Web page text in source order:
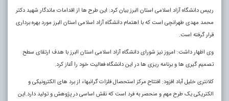
رییس دانشگاه آزاد اسلامی استان البرز بیان کرد: این طرح ها از اقدامات ماندگار شهید دکتر
محمد مهدی طهرانچی است که با اهتمام دانشگاه آزاد اسلامی استان البرز مورد بهره برداری
قرار گرفته است.
وی اظهار داشت: امروز نیز شورای دانشگاه آزاد اسلامی استان البرز با هدف ارتقای سطح
تصمیم گیری ها و برنامه ریزی ها در این دانشگاه فعالیت خود را آغاز کرد.
کلانتری خلیل آباد افزود: افتتاح مرکز استحصال فلزات گرانبهاء از برد های الکترونیکی و
الکتریکی یک طرح مهم و منحصر به فرد است که نقش اساسی در پژوهش و تولید دارد.این